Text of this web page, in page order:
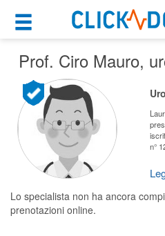
Motore
Cerca uno
Urologo
Napoli (NA)
Cosa possiamo offrirti
Per i pazienti
Prenota una visita
Ricerca specialisti
(su medicitalia.it)
Prof. Ciro Mauro,
n°
Lo specialista non ha ancora
prenotazioni online.